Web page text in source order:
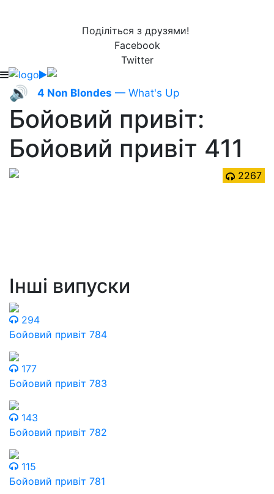
Поділіться з друзями!
Facebook
Twitter
🔊 4 Non Blondes — What's Up
Бойовий привіт:
Бойовий привіт 411
2267
Інші випуски
294
Бойовий привіт 784
177
Бойовий привіт 783
143
Бойовий привіт 782
115
Бойовий привіт 781